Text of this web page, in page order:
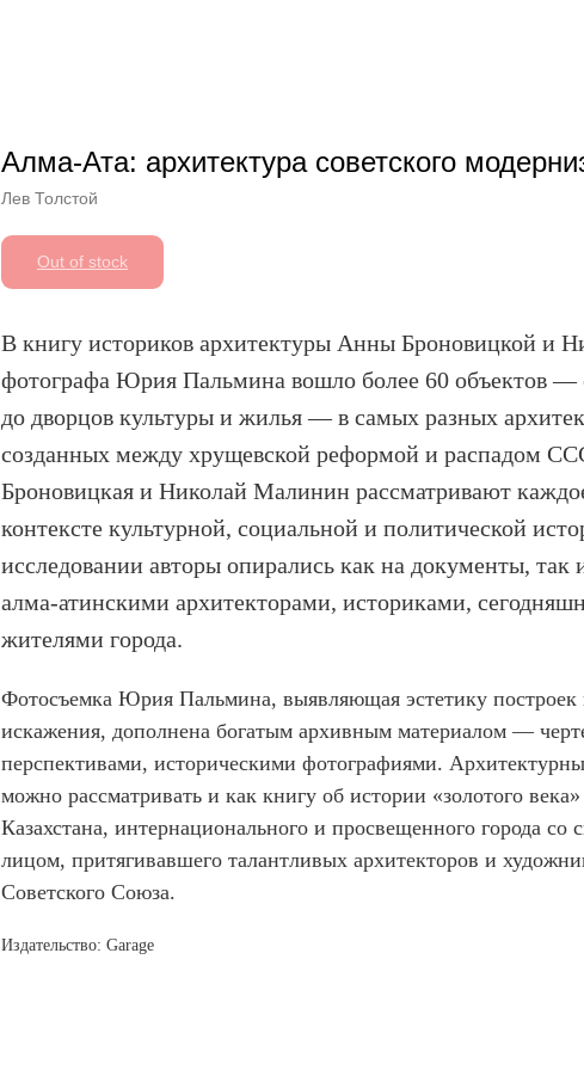
Алма-Ата: архитектура советского
Лев Толстой
Out of stock
В книгу историков архитектуры Анны Броновицкой и
фотографа Юрия Пальмина вошло более 60 объектов —
до дворцов культуры и жилья — в самых разных
созданных между хрущевской реформой и распадом
Броновицкая и Николай Малинин рассматривают
контексте культурной, социальной и политической
исследовании авторы опирались как на документы, так
алма-атинскими архитекторами, историками,
жителями города.
Фотосъемка Юрия Пальмина, выявляющая эстетику
искажения, дополнена богатым архивным материалом —
перспективами, историческими фотографиями.
можно рассматривать и как книгу об истории «золотого
Казахстана, интернационального и просвещенного города
лицом, притягивавшего талантливых архитекторов и
Советского Союза.
Издательство: Garage